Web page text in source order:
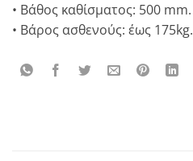
• Βάθος καθίσματος: 500 mm.
• Βάρος ασθενούς: έως 175kg.